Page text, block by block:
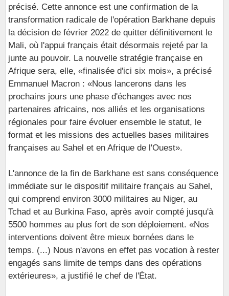
précisé. Cette annonce est une confirmation de la
transformation radicale de l'opération Barkhane depuis
la décision de février 2022 de quitter définitivement le
Mali, où l'appui français était désormais rejeté par la
junte au pouvoir. La nouvelle stratégie française en
Afrique sera, elle, «finalisée d'ici six mois», a précisé
Emmanuel Macron : «Nous lancerons dans les
prochains jours une phase d'échanges avec nos
partenaires africains, nos alliés et les organisations
régionales pour faire évoluer ensemble le statut, le
format et les missions des actuelles bases militaires
françaises au Sahel et en Afrique de l'Ouest».
L'annonce de la fin de Barkhane est sans conséquence
immédiate sur le dispositif militaire français au Sahel,
qui comprend environ 3000 militaires au Niger, au
Tchad et au Burkina Faso, après avoir compté jusqu'à
5500 hommes au plus fort de son déploiement. «Nos
interventions doivent être mieux bornées dans le
temps. (...) Nous n'avons en effet pas vocation à rester
engagés sans limite de temps dans des opérations
extérieures», a justifié le chef de l'État.